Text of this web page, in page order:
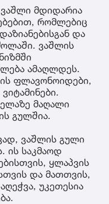
ვაშლი მდიდარია
რომლებიც
და
ვაშლის
ამაღლდეს.
ფლავონოიდები,
მაღალი
გულშია.
ვაშლის გული
ის საკმაოდ
ყლაპვის
და მათთვის,
უკეთესია